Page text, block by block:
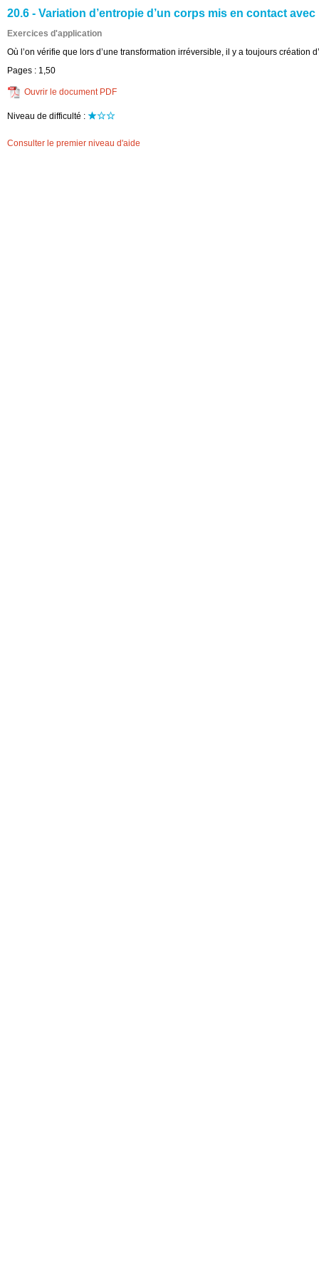
20.6 - Variation d’entropie d’un corps mis en contact
Exercices d'application
Où l’on vérifie que lors d’une transformation irréversible, il y a toujours création
Pages : 1,50
Ouvrir le document PDF
Niveau de difficulté :
Consulter le premier niveau d'aide